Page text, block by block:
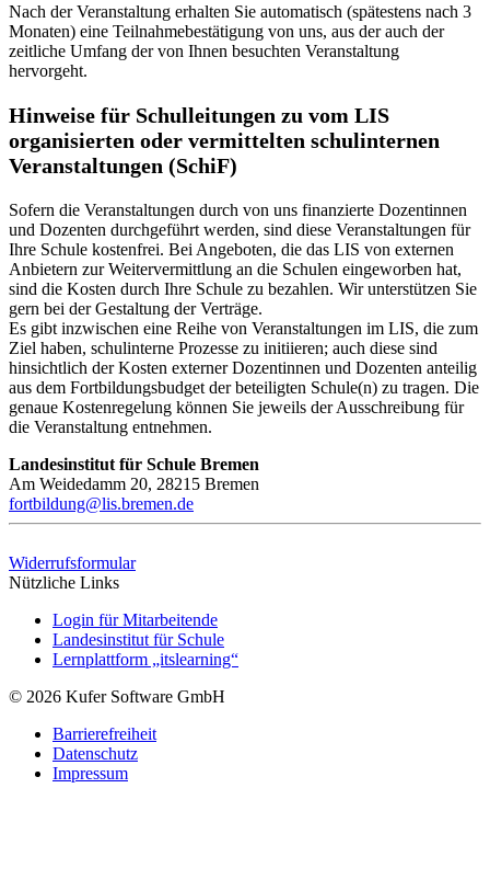
Nach der Veranstaltung erhalten Sie automatisch (spätestens nach 3
Monaten) eine Teilnahmebestätigung von uns, aus der auch der
zeitliche Umfang der von Ihnen besuchten Veranstaltung
hervorgeht.
Hinweise für Schulleitungen zu vom LIS
organisierten oder vermittelten schulinternen
Veranstaltungen (SchiF)
Sofern die Veranstaltungen durch von uns finanzierte Dozentinnen
und Dozenten durchgeführt werden, sind diese Veranstaltungen für
Ihre Schule kostenfrei. Bei Angeboten, die das LIS von externen
Anbietern zur Weitervermittlung an die Schulen eingeworben hat,
sind die Kosten durch Ihre Schule zu bezahlen. Wir unterstützen Sie
gern bei der Gestaltung der Verträge.
Es gibt inzwischen eine Reihe von Veranstaltungen im LIS, die zum
Ziel haben, schulinterne Prozesse zu initiieren; auch diese sind
hinsichtlich der Kosten externer Dozentinnen und Dozenten anteilig
aus dem Fortbildungsbudget der beteiligten Schule(n) zu tragen. Die
genaue Kostenregelung können Sie jeweils der Ausschreibung für
die Veranstaltung entnehmen.
Landesinstitut für Schule Bremen
Am Weidedamm 20, 28215 Bremen
fortbildung@lis.bremen.de
Widerrufsformular
Nützliche Links
Login für Mitarbeitende
Landesinstitut für Schule
Lernplattform „itslearning“
© 2026 Kufer Software GmbH
Barrierefreiheit
Datenschutz
Impressum